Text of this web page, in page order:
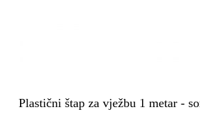
Plastični štap za vježbu 1 metar -